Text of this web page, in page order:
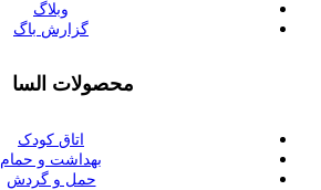
وبلاگ
گزارش باگ
محصولات السا
اتاق کودک
بهداشت و حمام
حمل و گردش